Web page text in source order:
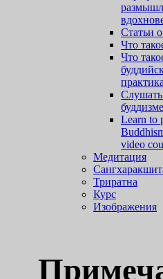
Статьи
Что
Что
буддизме
Learn to
video
Медитация
Триратна
Курс
Изображения